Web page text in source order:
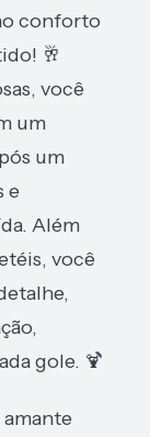
conforto
🥂
você
um
um
e
Além
você
gole. 🍹